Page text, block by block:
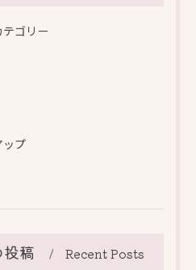
ゴリー
ップ
稿 Recent Posts